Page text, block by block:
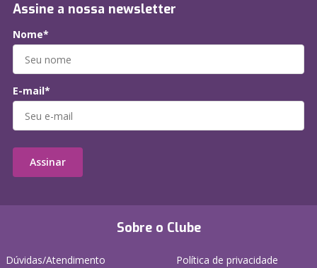
Sobre o Clube
Dúvidas/Atendimento
Política de privacidade
Assine a nossa newsletter
Nome*
E-mail*
Assinar